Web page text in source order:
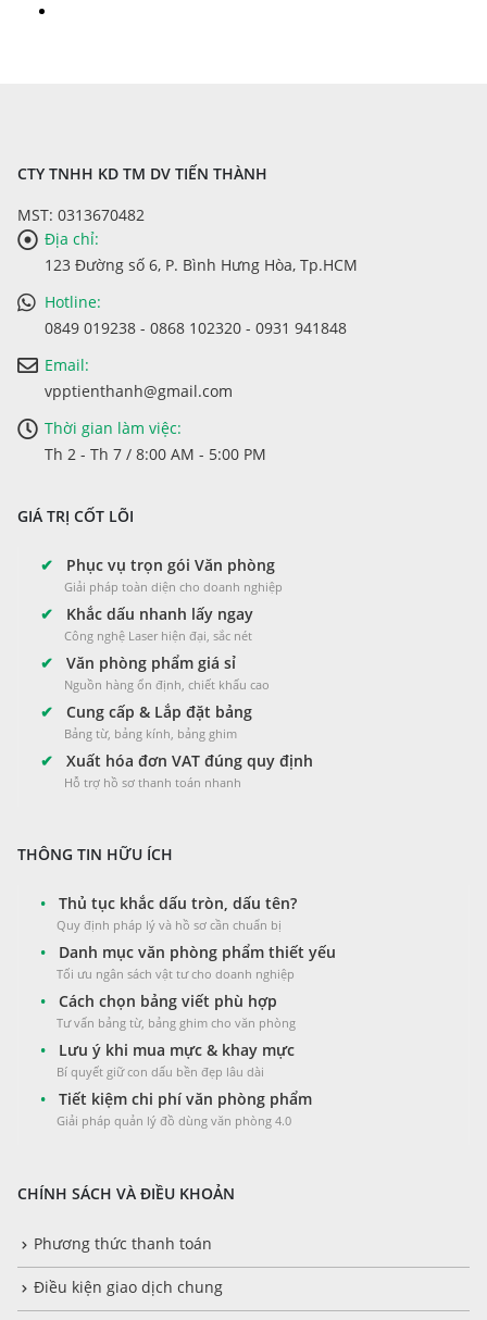
CTY TNHH KD TM DV TIẾN THÀNH
MST: 0313670482
Địa chỉ:
123 Đường số 6, P. Bình Hưng Hòa, Tp.HCM
Hotline:
0849 019238 - 0868 102320 - 0931 941848
Email:
vpptienthanh@gmail.com
Thời gian làm việc:
Th 2 - Th 7 / 8:00 AM - 5:00 PM
GIÁ TRỊ CỐT LÕI
✔ Phục vụ trọn gói Văn phòng
Giải pháp toàn diện cho doanh nghiệp
✔ Khắc dấu nhanh lấy ngay
Công nghệ Laser hiện đại, sắc nét
✔ Văn phòng phẩm giá sỉ
Nguồn hàng ổn định, chiết khấu cao
✔ Cung cấp & Lắp đặt bảng
Bảng từ, bảng kính, bảng ghim
✔ Xuất hóa đơn VAT đúng quy định
Hỗ trợ hồ sơ thanh toán nhanh
THÔNG TIN HỮU ÍCH
• Thủ tục khắc dấu tròn, dấu tên?
Quy định pháp lý và hồ sơ cần chuẩn bị
• Danh mục văn phòng phẩm thiết yếu
Tối ưu ngân sách vật tư cho doanh nghiệp
• Cách chọn bảng viết phù hợp
Tư vấn bảng từ, bảng ghim cho văn phòng
• Lưu ý khi mua mực & khay mực
Bí quyết giữ con dấu bền đẹp lâu dài
• Tiết kiệm chi phí văn phòng phẩm
Giải pháp quản lý đồ dùng văn phòng 4.0
CHÍNH SÁCH VÀ ĐIỀU KHOẢN
Phương thức thanh toán
Điều kiện giao dịch chung